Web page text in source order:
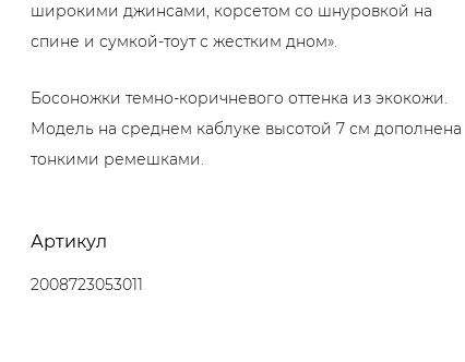
широкими джинсами, корсетом со шнуровкой на
спине и сумкой-тоут с жестким дном».
Босоножки темно-коричневого оттенка из экокожи.
Модель на среднем каблуке высотой 7 см дополнена
тонкими ремешками.
Артикул
2008723053011